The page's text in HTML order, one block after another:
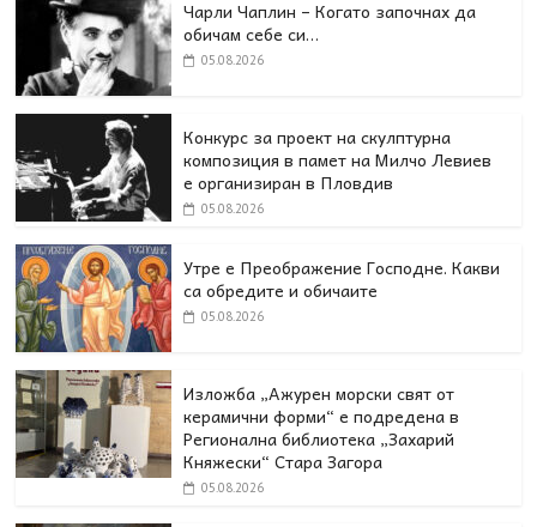
Чарли Чаплин – Когато започнах да
обичам себе си…
05.08.2026
Конкурс за проект на скулптурна
композиция в памет на Милчо Левиев
е организиран в Пловдив
05.08.2026
Утре е Преображение Господне. Какви
са обредите и обичаите
05.08.2026
Изложба „Ажурен морски свят от
керамични форми“ е подредена в
Регионална библиотека „Захарий
Княжески“ Стара Загора
05.08.2026